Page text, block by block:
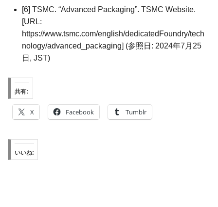
[6] TSMC. “Advanced Packaging”. TSMC Website.
[URL:
https://www.tsmc.com/english/dedicatedFoundry/tech
nology/advanced_packaging] (参照日: 2024年7月25
日, JST)
共有:
X Facebook Tumblr
いいね: